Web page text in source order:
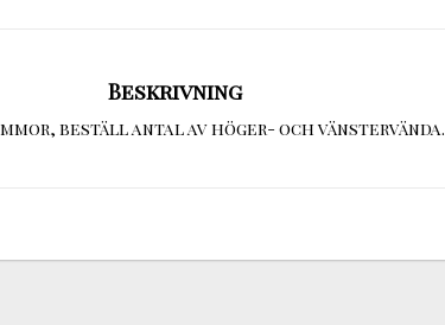
Beskrivning
beställ antal av höger- och vänstervända.